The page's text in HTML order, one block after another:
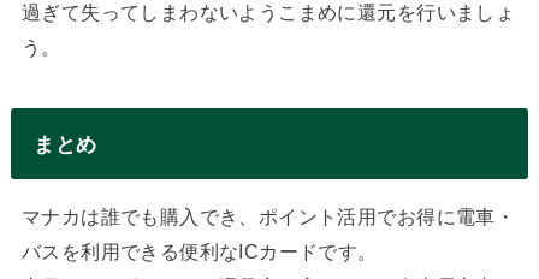
過ぎて失ってしまわないようこまめに還元を行いましょ
う。
まとめ
マナカは誰でも購入でき、ポイント活用でお得に電車・
バスを利用できる便利なICカードです。